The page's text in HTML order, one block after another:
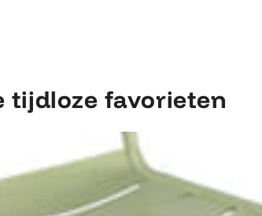
tijdloze favorieten